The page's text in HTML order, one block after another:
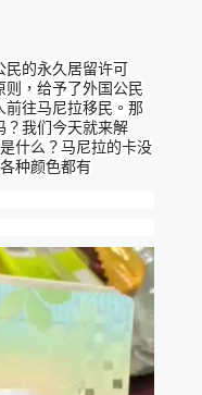
民的永久居留许可
则，给予了外国公民
前往马尼拉移民。那
？我们今天就来解
什么？马尼拉的卡没
种颜色都有